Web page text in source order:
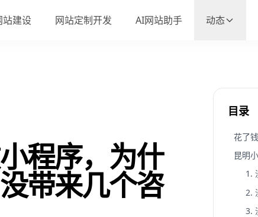
站建设 网站定制开发 AI网站助手 动态
程序，为什
带来几个咨
目录
花了
昆明
1.
2.
3.